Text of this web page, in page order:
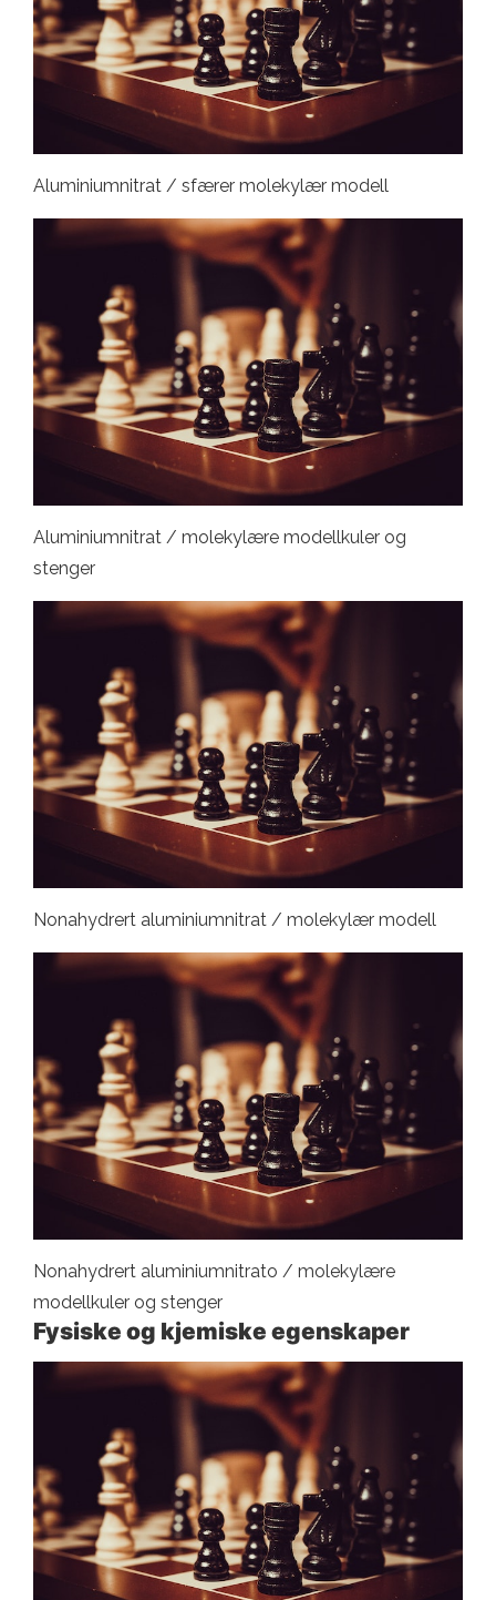
Aluminiumnitrat / sfærer molekylær modell
Aluminiumnitrat / molekylære modellkuler og
stenger
Nonahydrert aluminiumnitrat / molekylær modell
Nonahydrert aluminiumnitrato / molekylære
modellkuler og stenger
Fysiske og kjemiske egenskaper